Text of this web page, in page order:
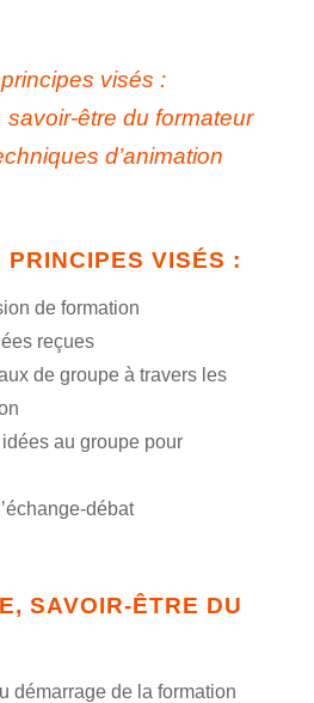
visés :
savoir-être du formateur
d’animation
VISÉS :
de formation
reçues
de groupe à travers les
au groupe pour
débat
SAVOIR-ÊTRE DU
démarrage de la formation